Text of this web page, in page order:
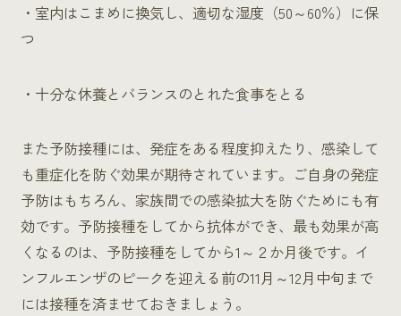
・室内はこまめに換気し、適切な湿度（50～60％）に保
つ
・十分な休養とバランスのとれた食事をとる
また予防接種には、発症をある程度抑えたり、感染して
も重症化を防ぐ効果が期待されています。ご自身の発症
予防はもちろん、家族間での感染拡大を防ぐためにも有
効です。予防接種をしてから抗体ができ、最も効果が高
くなるのは、予防接種をしてから1～２か月後です。イ
ンフルエンザのピークを迎える前の11月～12月中旬まで
には接種を済ませておきましょう。